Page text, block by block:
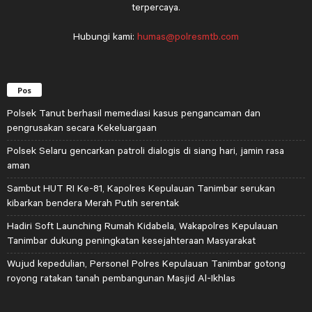
terpercaya.
Hubungi kami: humas@polresmtb.com
Pos
Polsek Tanut berhasil memediasi kasus pengancaman dan
pengrusakan secara Kekeluargaan
Polsek Selaru gencarkan patroli dialogis di siang hari, jamin rasa
aman
Sambut HUT RI Ke-81, Kapolres Kepulauan Tanimbar serukan
kibarkan bendera Merah Putih serentak
Hadiri Soft Launching Rumah Kidabela, Wakapolres Kepulauan
Tanimbar dukung peningkatan kesejahteraan Masyarakat
Wujud kepedulian, Personel Polres Kepulauan Tanimbar gotong
royong ratakan tanah pembangunan Masjid Al-Ikhlas